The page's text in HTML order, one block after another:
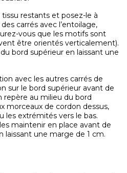
restants et posez-le à
carrés avec l’entoilage,
vous que les motifs sont
être orientés verticalement).
bord supérieur en laissant une
avec les autres carrés de
sur le bord supérieur avant de
repère au milieu du bord
morceaux de cordon dessus,
les extrémités vers le bas.
maintenir en place avant de
laissant une marge de 1 cm.